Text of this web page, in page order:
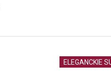
ELEGANCKIE